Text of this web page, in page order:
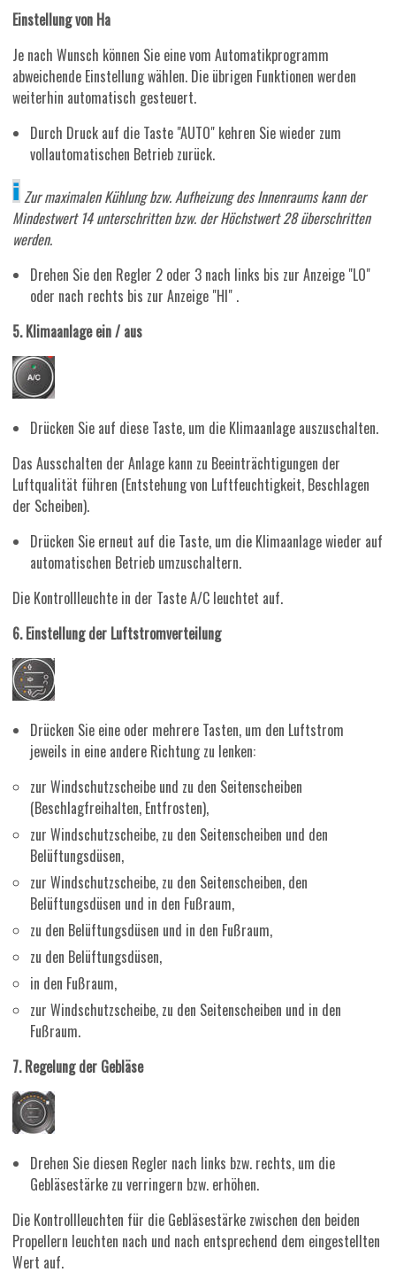
Einstellung von Ha
Je nach Wunsch können Sie eine vom Automatikprogramm
abweichende Einstellung wählen. Die übrigen Funktionen werden
weiterhin automatisch gesteuert.
Durch Druck auf die Taste "AUTO" kehren Sie wieder zum
vollautomatischen Betrieb zurück.
Zur maximalen Kühlung bzw. Aufheizung des Innenraums kann der
Mindestwert 14 unterschritten bzw. der Höchstwert 28 überschritten
werden.
Drehen Sie den Regler 2 oder 3 nach links bis zur Anzeige "LO"
oder nach rechts bis zur Anzeige "HI" .
5. Klimaanlage ein / aus
Drücken Sie auf diese Taste, um die Klimaanlage auszuschalten.
Das Ausschalten der Anlage kann zu Beeinträchtigungen der
Luftqualität führen (Entstehung von Luftfeuchtigkeit, Beschlagen
der Scheiben).
Drücken Sie erneut auf die Taste, um die Klimaanlage wieder auf
automatischen Betrieb umzuschaltern.
Die Kontrollleuchte in der Taste A/C leuchtet auf.
6. Einstellung der Luftstromverteilung
Drücken Sie eine oder mehrere Tasten, um den Luftstrom
jeweils in eine andere Richtung zu lenken:
zur Windschutzscheibe und zu den Seitenscheiben
(Beschlagfreihalten, Entfrosten),
zur Windschutzscheibe, zu den Seitenscheiben und den
Belüftungsdüsen,
zur Windschutzscheibe, zu den Seitenscheiben, den
Belüftungsdüsen und in den Fußraum,
zu den Belüftungsdüsen und in den Fußraum,
zu den Belüftungsdüsen,
in den Fußraum,
zur Windschutzscheibe, zu den Seitenscheiben und in den
Fußraum.
7. Regelung der Gebläse
Drehen Sie diesen Regler nach links bzw. rechts, um die
Gebläsestärke zu verringern bzw. erhöhen.
Die Kontrollleuchten für die Gebläsestärke zwischen den beiden
Propellern leuchten nach und nach entsprechend dem eingestellten
Wert auf.